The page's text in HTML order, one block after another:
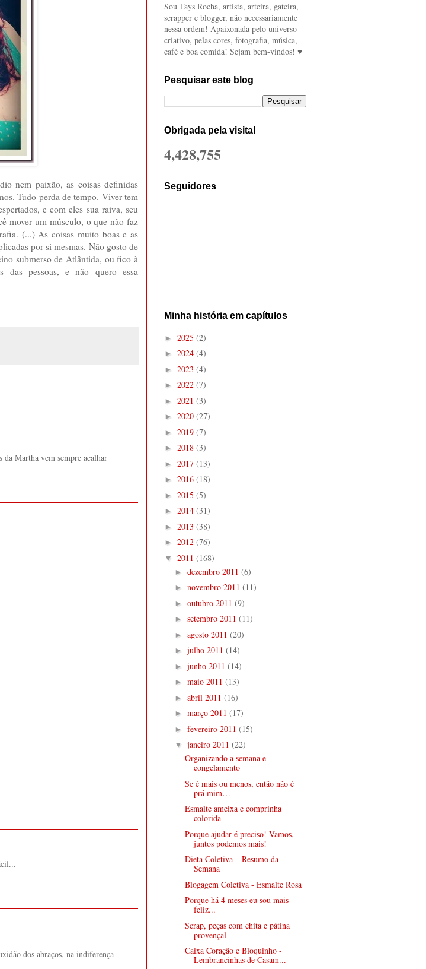
nem paixão, as coisas definidas
Tudo perda de tempo. Viver tem
e com eles sua raiva, seu
mover um músculo, o que não faz
(...) As coisas muito boas e as
por si mesmas. Não gosto de
submerso de Atlântida, ou fico à
das pessoas, e não quero essa
da Martha vem sempre acalhar
dos abraços, na indiferença
Sou Tays Rocha, artista, arteira, gateira,
scrapper e blogger, não necessariamente
nessa ordem! Apaixonada pelo universo
criativo, pelas cores, fotografia, música,
café e boa comida! Sejam bem-vindos! ♥
Pesquisar este blog
Obrigada pela visita!
4,428,755
Seguidores
Minha história em capítulos
► 2025 (2)
► 2024 (4)
► 2023 (4)
► 2022 (7)
► 2021 (3)
► 2020 (27)
► 2019 (7)
► 2018 (3)
► 2017 (13)
► 2016 (18)
► 2015 (5)
► 2014 (31)
► 2013 (38)
► 2012 (76)
▼ 2011 (168)
► dezembro 2011 (6)
► novembro 2011 (11)
► outubro 2011 (9)
► setembro 2011 (11)
► agosto 2011 (20)
► julho 2011 (14)
► junho 2011 (14)
► maio 2011 (13)
► abril 2011 (16)
► março 2011 (17)
► fevereiro 2011 (15)
▼ janeiro 2011 (22)
Organizando a semana e
congelamento
Se é mais ou menos, então não é
prá mim…
Esmalte ameixa e comprinha
colorida
Porque ajudar é preciso! Vamos,
juntos podemos mais!
Dieta Coletiva – Resumo da
Semana
Blogagem Coletiva - Esmalte Rosa
Porque há 4 meses eu sou mais
feliz...
Scrap, peças com chita e pátina
provençal
Caixa Coração e Bloquinho -
Lembrancinhas de Casam...